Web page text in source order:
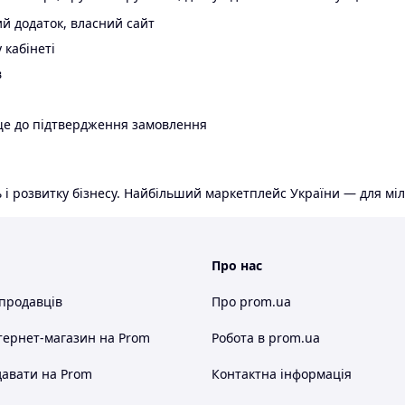
додаток, власний сайт
до підтвердження замовлення
бізнесу. Найбільший маркетплейс України — для
магазин на Prom
на Prom
Про нас
Про prom.ua
Робота в prom.ua
Контактна інформація